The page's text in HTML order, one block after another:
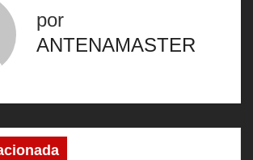
por
ANTENAMASTER